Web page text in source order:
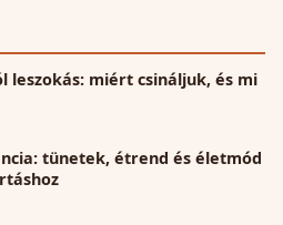
leszokás: miért csináljuk, és mi
tünetek, étrend és életmód